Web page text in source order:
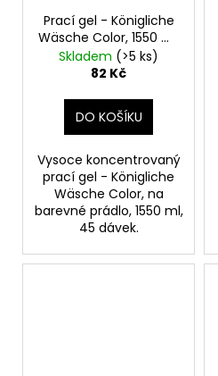
Prací gel - Königliche
Wäsche Color, 1550 ml,
45 dávek, na barevné
prádlo
Skladem (>5 ks)
82 Kč
DO KOŠÍKU
Vysoce koncentrovaný
prací gel - Königliche
Wäsche Color, na
barevné prádlo, 1550 ml,
45 dávek.